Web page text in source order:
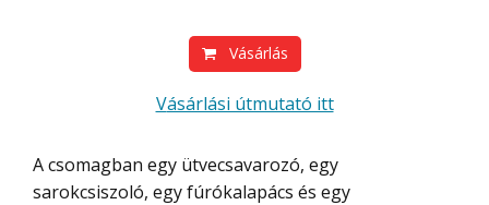
Vásárlás
Vásárlási útmutató itt
A csomagban egy ütvecsavarozó, egy
sarokcsiszoló, egy fúrókalapács és egy